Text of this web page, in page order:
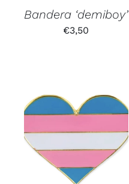
Bandera ‘demiboy’
€3,50